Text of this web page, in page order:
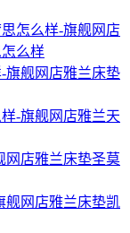
么样
雅兰床垫
雅兰天
雅兰床垫圣莫
雅兰床垫凯